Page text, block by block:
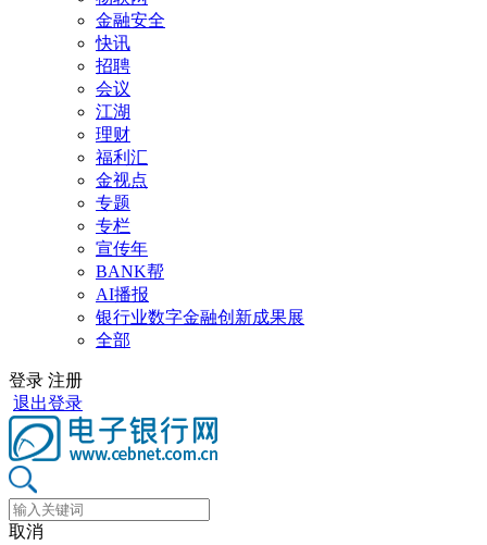
金融安全
快讯
招聘
会议
江湖
理财
福利汇
金视点
专题
专栏
宣传年
BANK帮
AI播报
银行业数字金融创新成果展
全部
登录 注册
退出登录
取消